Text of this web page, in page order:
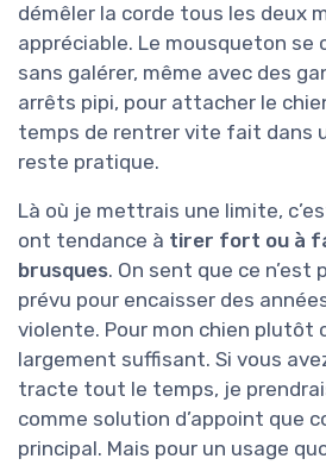
démêler la corde tous les deux
appréciable. Le mousqueton se
sans galérer, même avec des
arrêts pipi, pour attacher le
temps de rentrer vite fait dans
reste pratique.
Là où je mettrais une limite,
ont tendance à tirer fort ou à
brusques. On sent que ce n’est
prévu pour encaisser des
violente. Pour mon chien plutôt
largement suffisant. Si vous
tracte tout le temps, je
comme solution d’appoint que
principal. Mais pour un usage